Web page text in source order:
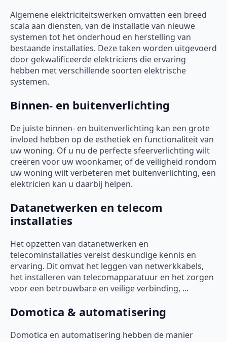
Algemene elektriciteitswerken omvatten een breed
scala aan diensten, van de installatie van nieuwe
systemen tot het onderhoud en herstelling van
bestaande installaties. Deze taken worden uitgevoerd
door gekwalificeerde elektriciens die ervaring
hebben met verschillende soorten elektrische
systemen.
Binnen- en buitenverlichting
De juiste binnen- en buitenverlichting kan een grote
invloed hebben op de esthetiek en functionaliteit van
uw woning. Of u nu de perfecte sfeerverlichting wilt
creëren voor uw woonkamer, of de veiligheid rondom
uw woning wilt verbeteren met buitenverlichting, een
elektricien kan u daarbij helpen.
Datanetwerken en telecom
installaties
Het opzetten van datanetwerken en
telecominstallaties vereist deskundige kennis en
ervaring. Dit omvat het leggen van netwerkkabels,
het installeren van telecomapparatuur en het zorgen
voor een betrouwbare en veilige verbinding, ...
Domotica & automatisering
Domotica en automatisering hebben de manier